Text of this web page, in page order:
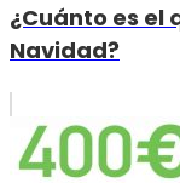
¿Cuánto es el
Navidad?